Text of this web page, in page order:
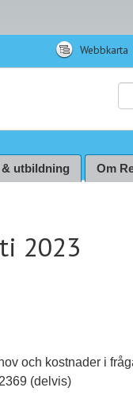
Webbkarta
utbildning Om
2023
och kostnader i
(delvis)